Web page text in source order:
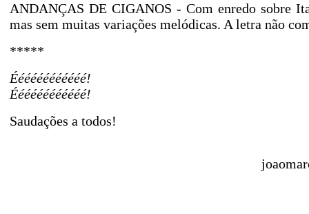
ANDANÇAS DE CIGANOS - Com enredo sobre
mas sem muitas variações melódicas. A letra não
*****
Éééééééééééé!
Éééééééééééé!
Saudações a todos!